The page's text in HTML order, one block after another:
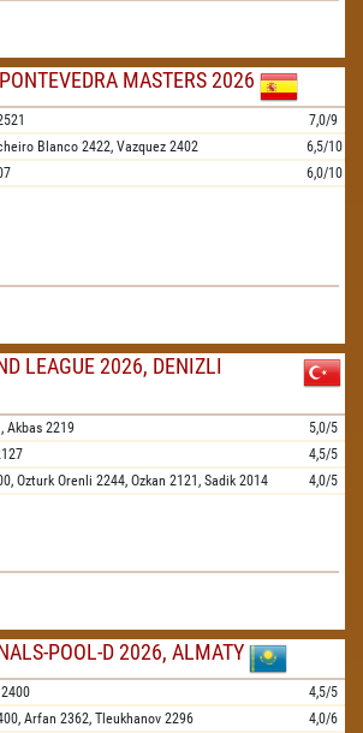
MASTERS 2026
7,0/9
Blanco 2422, Vazquez 2402
6,5/10
6,0/10
LEAGUE 2026, DENIZLI
Akbas 2219
5,0/5
4,5/5
Ozturk Orenli 2244, Ozkan 2121, Sadik 2014 4,0/5
POOL-D 2026, ALMATY
2400
4,5/5
Arfan 2362, Tleukhanov 2296
4,0/6